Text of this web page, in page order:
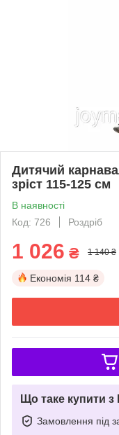
Дитячий
зріст 115-125 см
В наявності
Код: 726
Роздріб
1 026 ₴ 1 140 ₴
Економія 114 ₴
Що таке купити
Замовлення під